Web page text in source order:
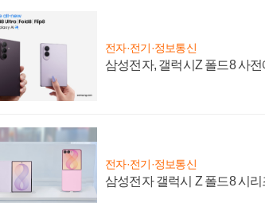
전자·전기·정보통신
삼성전자, 갤럭시Z 폴드8 사
전자·전기·정보통신
삼성전자 갤럭시 Z 폴드8 시